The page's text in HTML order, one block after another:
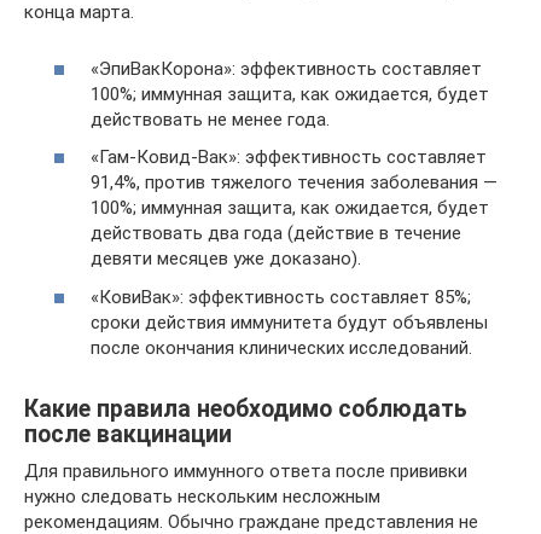
конца марта.
«ЭпиВакКорона»: эффективность составляет
100%; иммунная защита, как ожидается, будет
действовать не менее года.
«Гам-Ковид-Вак»: эффективность составляет
91,4%, против тяжелого течения заболевания —
100%; иммунная защита, как ожидается, будет
действовать два года (действие в течение
девяти месяцев уже доказано).
«КовиВак»: эффективность составляет 85%;
сроки действия иммунитета будут объявлены
после окончания клинических исследований.
Какие правила необходимо соблюдать
после вакцинации
Для правильного иммунного ответа после прививки
нужно следовать нескольким несложным
рекомендациям. Обычно граждане представления не